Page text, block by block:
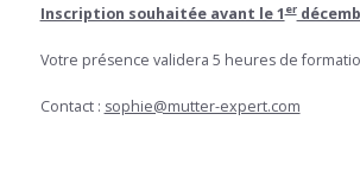
Inscription souhaitée avant le 1er
Votre présence validera 5 heures de
Contact : sophie@mutter-expert.com